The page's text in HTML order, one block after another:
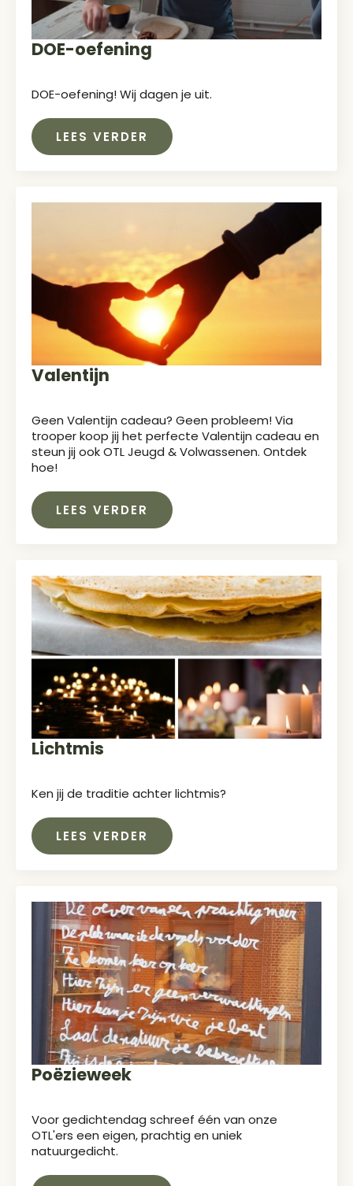
DOE-oefening
DOE-oefening! Wij dagen je uit.
LEES VERDER
Valentijn
Geen Valentijn cadeau? Geen probleem! Via
trooper koop jij het perfecte Valentijn cadeau en
steun jij ook OTL Jeugd & Volwassenen. Ontdek
hoe!
LEES VERDER
Lichtmis
Ken jij de traditie achter lichtmis?
LEES VERDER
Poëzieweek
Voor gedichtendag schreef één van onze
OTL'ers een eigen, prachtig en uniek
natuurgedicht.